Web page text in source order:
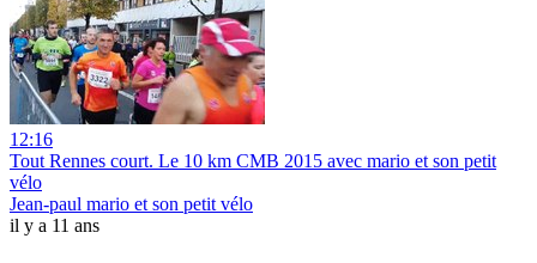
12:16
Tout Rennes court. Le 10 km CMB 2015 avec mario et son petit
vélo
Jean-paul mario et son petit vélo
il y a 11 ans